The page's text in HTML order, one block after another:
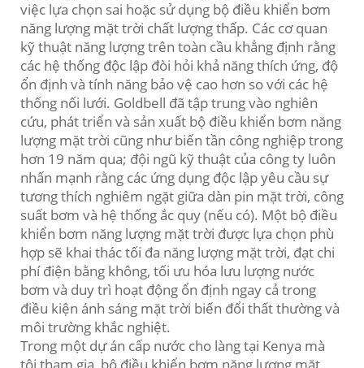
việc lựa chọn sai hoặc sử dụng bộ điều khiển bơm
năng lượng mặt trời chất lượng thấp. Các cơ quan
kỹ thuật năng lượng trên toàn cầu khẳng định rằng
các hệ thống độc lập đòi hỏi khả năng thích ứng, độ
ổn định và tính năng bảo vệ cao hơn so với các hệ
thống nối lưới. Goldbell đã tập trung vào nghiên
cứu, phát triển và sản xuất bộ điều khiển bơm năng
lượng mặt trời cũng như biến tần công nghiệp trong
hơn 19 năm qua; đội ngũ kỹ thuật của công ty luôn
nhấn mạnh rằng các ứng dụng độc lập yêu cầu sự
tương thích nghiêm ngặt giữa dàn pin mặt trời, công
suất bơm và hệ thống ắc quy (nếu có). Một bộ điều
khiển bơm năng lượng mặt trời được lựa chọn phù
hợp sẽ khai thác tối đa năng lượng mặt trời, đạt chi
phí điện bằng không, tối ưu hóa lưu lượng nước
bơm và duy trì hoạt động ổn định ngay cả trong
điều kiện ánh sáng mặt trời biến đổi thất thường và
môi trường khắc nghiệt.
Trong một dự án cấp nước cho làng tại Kenya mà